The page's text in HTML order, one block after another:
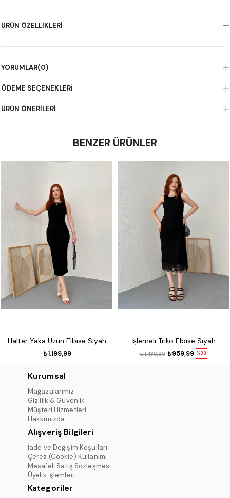
ÜRÜN ÖZELLIKLERI
YORUMLAR(0)
ÖDEME SEÇENEKLERI
ÜRÜN ÖNERILERI
BENZER ÜRÜNLER
Halter Yaka Uzun Elbise Siyah
₺1.199,99
İşlemeli Triko Elbise Siyah
%33
₺959,99
₺1.439,99
Kurumsal
Mağazalarımız
Gizlilik & Güvenlik
Müşteri Hizmetleri
Hakkımızda
Alışveriş Bilgileri
İade ve Değişim Koşulları
Çerez (Cookie) Kullanımı
Mesafeli Satış Sözleşmesi
Üyelik İşlemleri
Kategoriler